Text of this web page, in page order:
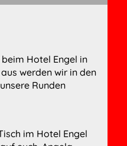
Hotel Engel in
werden wir in den
Runden
im Hotel Engel